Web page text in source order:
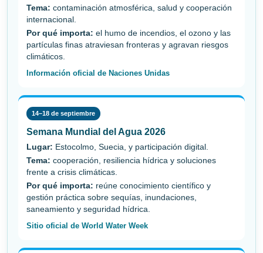
Tema: contaminación atmosférica, salud y cooperación
internacional.
Por qué importa: el humo de incendios, el ozono y las
partículas finas atraviesan fronteras y agravan riesgos
climáticos.
Información oficial de Naciones Unidas
14–18 de septiembre
Semana Mundial del Agua 2026
Lugar: Estocolmo, Suecia, y participación digital.
Tema: cooperación, resiliencia hídrica y soluciones
frente a crisis climáticas.
Por qué importa: reúne conocimiento científico y
gestión práctica sobre sequías, inundaciones,
saneamiento y seguridad hídrica.
Sitio oficial de World Water Week